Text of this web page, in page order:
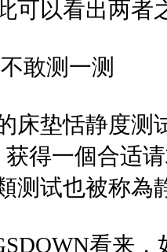
可以看出两者
敢测一测
床垫恬静度测
获得一個合适
测试也被称為
看来